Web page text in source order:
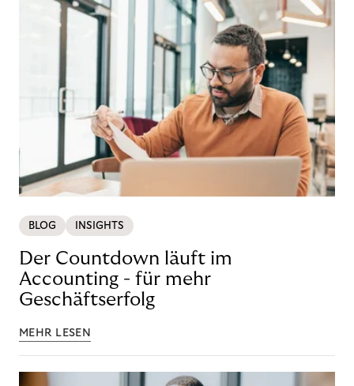
BLOG INSIGHTS
Der Countdown läuft im
Accounting - für mehr
Geschäftserfolg
MEHR LESEN